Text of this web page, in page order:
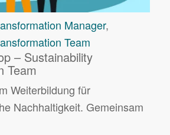
Manager,
Team
– Sustainability
Team
Weiterbildung für
Nachhaltigkeit. Gemeinsam